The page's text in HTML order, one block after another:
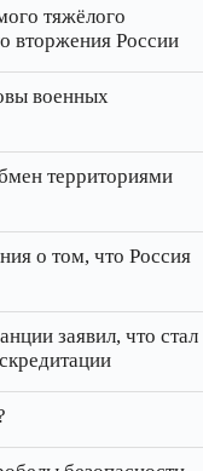
тяжёлого
вторжения России
военных
территориями
о том, что Россия
заявил, что стал